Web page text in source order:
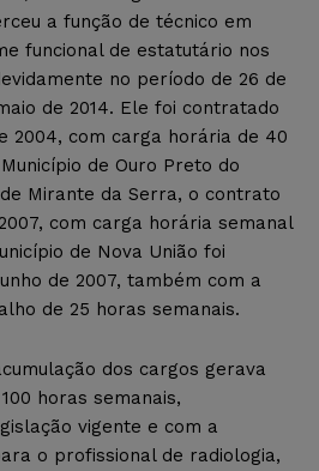
a função de técnico em
funcional de estatutário nos
no período de 26 de
de 2014. Ele foi contratado
2004, com carga horária de 40
de Ouro Preto do
Mirante da Serra, o contrato
com carga horária semanal
de Nova União foi
de 2007, também com a
de 25 horas semanais.
dos cargos gerava
horas semanais,
vigente e com a
o profissional de radiologia,